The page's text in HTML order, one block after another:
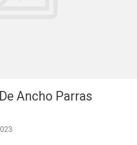
Ancho Parras